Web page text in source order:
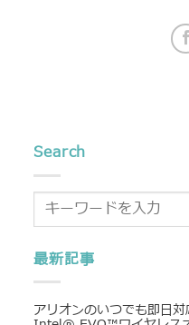
Search
最新記事
アリオンのいつでも即日